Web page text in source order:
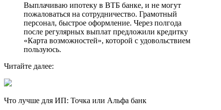
Выплачиваю ипотеку в ВТБ банке, и не могут
пожаловаться на сотрудничество. Грамотный
персонал, быстрое оформление. Через полгода
после регулярных выплат предложили кредитку
«Карта возможностей», которой с удовольствием
пользуюсь.
Читайте далее:
Что лучше для ИП: Точка или Альфа банк